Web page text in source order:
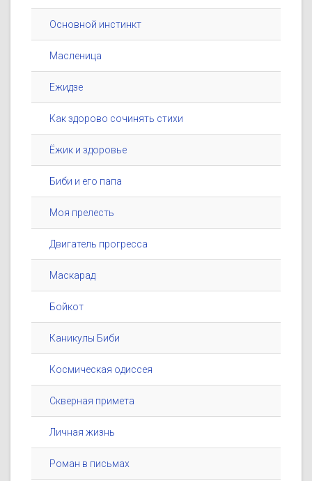
Основной инстинкт
Масленица
Ежидзе
Как здорово сочинять стихи
Ёжик и здоровье
Биби и его папа
Моя прелесть
Двигатель прогресса
Маскарад
Бойкот
Каникулы Биби
Космическая одиссея
Скверная примета
Личная жизнь
Роман в письмах